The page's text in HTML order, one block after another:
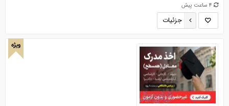
4 ساعت پیش
جزئیات
ویژه